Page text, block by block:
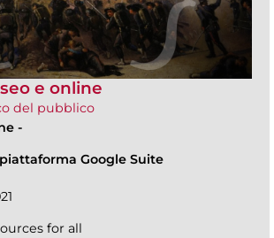
e online
del pubblico
-
Google Suite
for all